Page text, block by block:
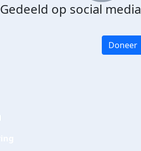
Gedeeld op social media
Doneer